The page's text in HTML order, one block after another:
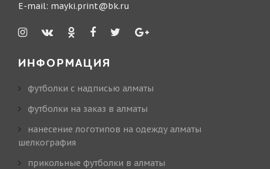
E-mail: mayki.print@bk.ru
ИНФОРМАЦИЯ
футболки с надписью алматы
футболки на заказ в алматы
нанесение логотипов на одежду алматы
шелкография
прикольные футболки в алматы